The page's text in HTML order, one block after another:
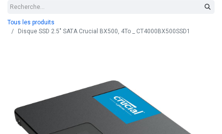
Tous les produits
Disque SSD 2.5" SATA Crucial BX500, 4To _ CT4000BX500SSD1